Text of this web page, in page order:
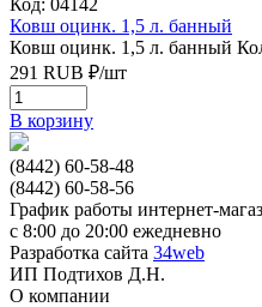
Ковш оцинк. 1,5 л. банный
Ковш оцинк. 1,5 л. банный
291 RUB ₽/шт
В корзину
(8442) 60-58-48
(8442) 60-58-56
График работы интернет-
с 8:00 до 20:00 ежедневно
Разработка сайта 34web
ИП Подтихов Д.Н.
О компании